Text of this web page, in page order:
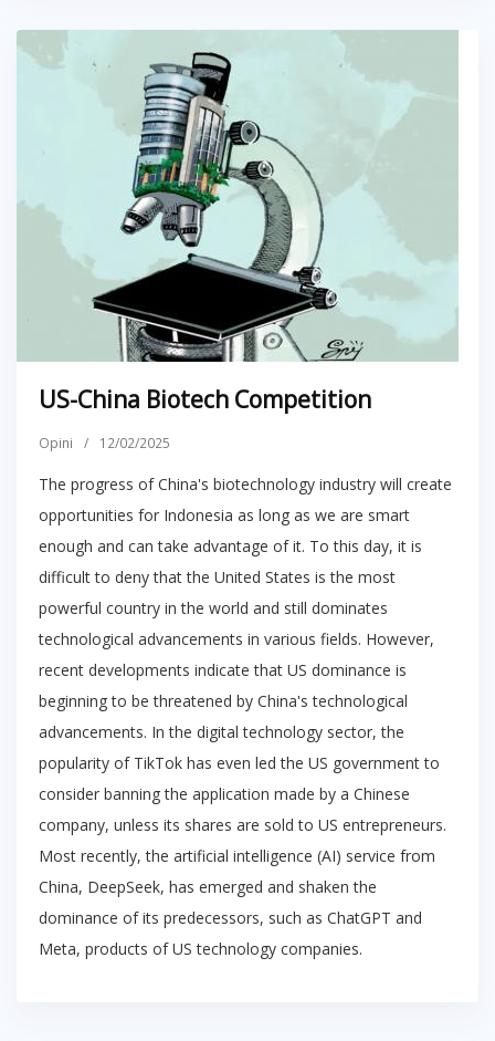
US-China Biotech Competition
Opini / 12/02/2025
The progress of China's biotechnology industry will create
opportunities for Indonesia as long as we are smart
enough and can take advantage of it. To this day, it is
difficult to deny that the United States is the most
powerful country in the world and still dominates
technological advancements in various fields. However,
recent developments indicate that US dominance is
beginning to be threatened by China's technological
advancements. In the digital technology sector, the
popularity of TikTok has even led the US government to
consider banning the application made by a Chinese
company, unless its shares are sold to US entrepreneurs.
Most recently, the artificial intelligence (AI) service from
China, DeepSeek, has emerged and shaken the
dominance of its predecessors, such as ChatGPT and
Meta, products of US technology companies.